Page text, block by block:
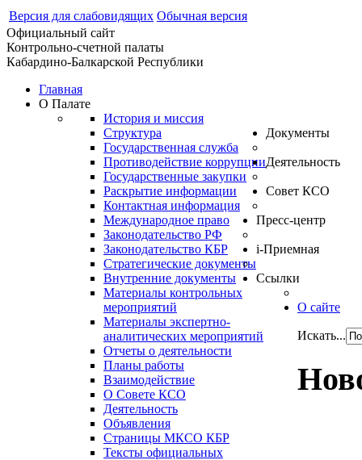
Версия для слабовидящих Обычная версия
Официальный сайт
Контрольно-счетной палаты
Кабардино-Балкарской Республики
Главная
О Палате
История и миссия
Структура
Государственная служба
Противодействие коррупции
Государственные закупки
Раскрытие информации
Контактная информация
Документы
Международное право
Законодательство РФ
Законодательство КБР
Стратегические документы
Внутренние документы
Деятельность
Материалы контрольных
мероприятий
Материалы экспертно-
аналитических мероприятий
Отчеты о деятельности
Планы работы
Взаимодействие
Совет КСО
О Совете КСО
Деятельность
Объявления
Страницы МКСО КБР
Пресс-центр
Тексты официальных
i-Приемная
Ссылки
О сайте
Искать...